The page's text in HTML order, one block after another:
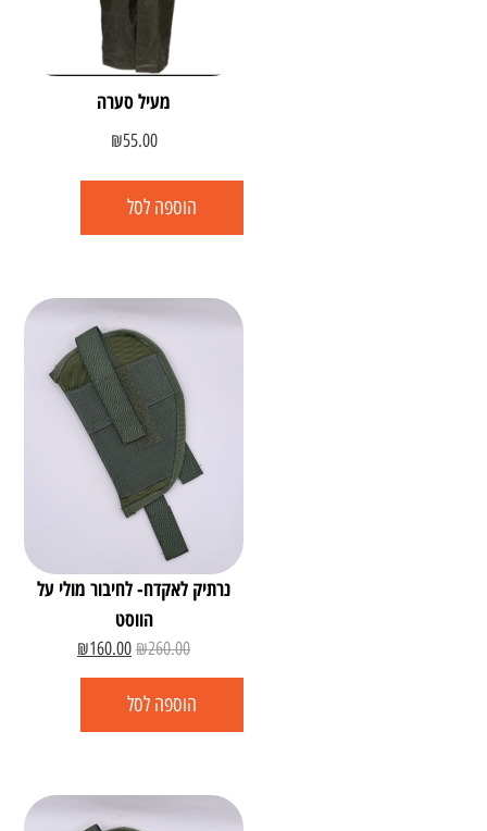
מעיל סערה
₪55.00
הוספה לסל
נרתיק לאקדח- לחיבור מולי על
הווסט
₪260.00
₪160.00
הוספה לסל